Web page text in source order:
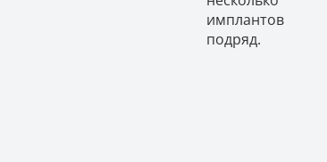
имплантов
подряд.